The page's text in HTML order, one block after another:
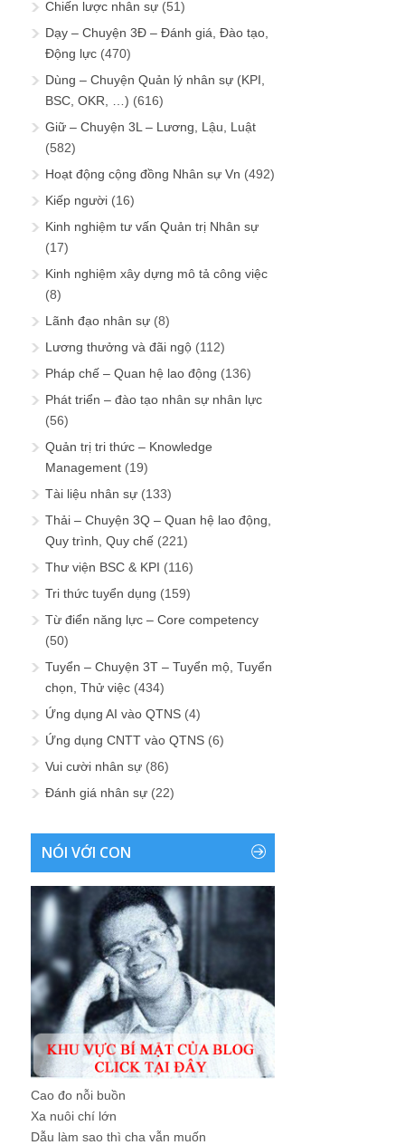
Chiến lược nhân sự (51)
Dạy – Chuyện 3Đ – Đánh giá, Đào tạo,
Động lực (470)
Dùng – Chuyện Quản lý nhân sự (KPI,
BSC, OKR, …) (616)
Giữ – Chuyện 3L – Lương, Lậu, Luật
(582)
Hoạt động cộng đồng Nhân sự Vn (492)
Kiếp người (16)
Kinh nghiệm tư vấn Quản trị Nhân sự
(17)
Kinh nghiệm xây dựng mô tả công việc
(8)
Lãnh đạo nhân sự (8)
Lương thưởng và đãi ngộ (112)
Pháp chế – Quan hệ lao động (136)
Phát triển – đào tạo nhân sự nhân lực
(56)
Quản trị tri thức – Knowledge
Management (19)
Tài liệu nhân sự (133)
Thải – Chuyện 3Q – Quan hệ lao động,
Quy trình, Quy chế (221)
Thư viện BSC & KPI (116)
Tri thức tuyển dụng (159)
Từ điển năng lực – Core competency
(50)
Tuyển – Chuyện 3T – Tuyển mộ, Tuyển
chọn, Thử việc (434)
Ứng dụng AI vào QTNS (4)
Ứng dụng CNTT vào QTNS (6)
Vui cười nhân sự (86)
Đánh giá nhân sự (22)
NÓI VỚI CON
Cao đo nỗi buồn
Xa nuôi chí lớn
Dẫu làm sao thì cha vẫn muốn